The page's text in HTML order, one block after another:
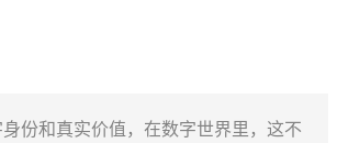
份和真实价值，在数字世界里，这不